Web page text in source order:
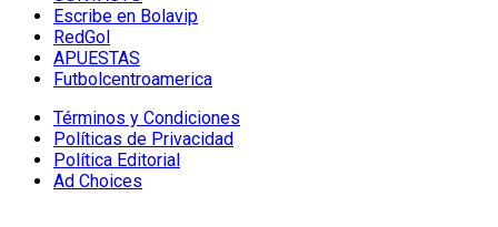
Escribe en Bolavip
RedGol
APUESTAS
Futbolcentroamerica
Términos y Condiciones
Políticas de Privacidad
Política Editorial
Ad Choices